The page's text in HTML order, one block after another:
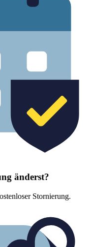
änderst?
Stornierung.